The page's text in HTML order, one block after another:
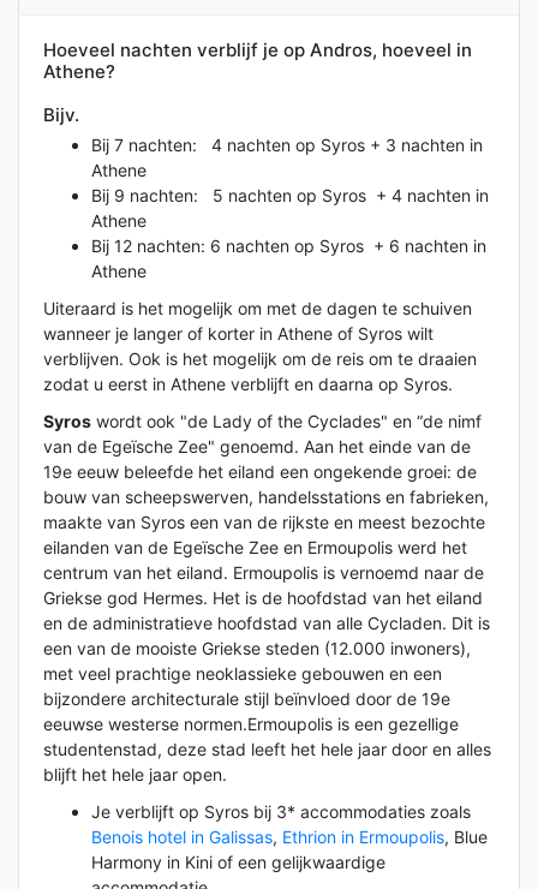
Hoeveel nachten verblijf je op Andros, hoeveel in
Athene?
Bijv.
Bij 7 nachten: 4 nachten op Syros + 3 nachten in
Athene
Bij 9 nachten: 5 nachten op Syros + 4 nachten in
Athene
Bij 12 nachten: 6 nachten op Syros + 6 nachten in
Athene
Uiteraard is het mogelijk om met de dagen te schuiven
wanneer je langer of korter in Athene of Syros wilt
verblijven. Ook is het mogelijk om de reis om te draaien
zodat u eerst in Athene verblijft en daarna op Syros.
Syros wordt ook "de Lady of the Cyclades" en “de nimf
van de Egeïsche Zee" genoemd. Aan het einde van de
19e eeuw beleefde het eiland een ongekende groei: de
bouw van scheepswerven, handelsstations en fabrieken,
maakte van Syros een van de rijkste en meest bezochte
eilanden van de Egeïsche Zee en Ermoupolis werd het
centrum van het eiland. Ermoupolis is vernoemd naar de
Griekse god Hermes. Het is de hoofdstad van het eiland
en de administratieve hoofdstad van alle Cycladen. Dit is
een van de mooiste Griekse steden (12.000 inwoners),
met veel prachtige neoklassieke gebouwen en een
bijzondere architecturale stijl beïnvloed door de 19e
eeuwse westerse normen.Ermoupolis is een gezellige
studentenstad, deze stad leeft het hele jaar door en alles
blijft het hele jaar open.
Je verblijft op Syros bij 3* accommodaties zoals
Benois hotel in Galissas, Ethrion in Ermoupolis, Blue
Harmony in Kini of een gelijkwaardige